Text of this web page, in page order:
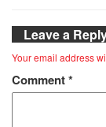
Leave a
Your email address
Comment*